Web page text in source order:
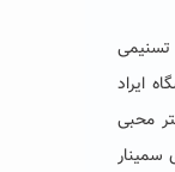
تسنیمی
ایراد
محبی
سمینار